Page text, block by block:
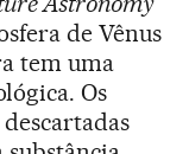
de Vênus
tem uma
Os